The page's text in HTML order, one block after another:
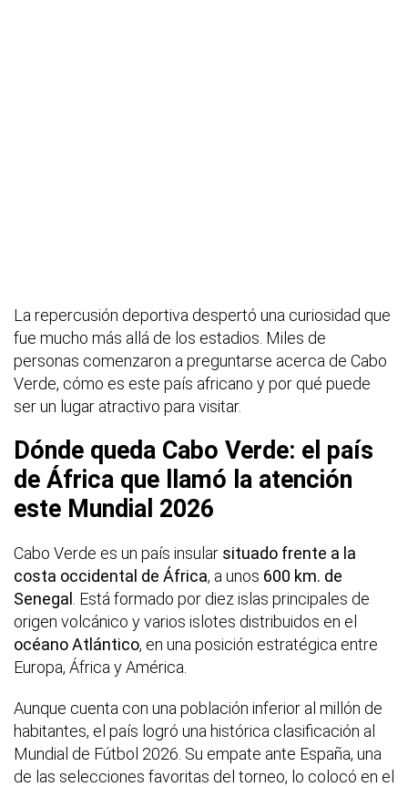
La repercusión deportiva despertó una curiosidad que
fue mucho más allá de los estadios. Miles de
personas comenzaron a preguntarse acerca de Cabo
Verde, cómo es este país africano y por qué puede
ser un lugar atractivo para visitar.
Dónde queda Cabo Verde: el país
de África que llamó la atención
este Mundial 2026
Cabo Verde es un país insular situado frente a la
costa occidental de África, a unos 600 km. de
Senegal
. Está formado por diez islas principales de
origen volcánico y varios islotes distribuidos en el
océano Atlántico, en una posición estratégica entre
Europa, África y América.
Aunque cuenta con una población inferior al millón de
habitantes, el país logró una histórica clasificación al
Mundial de Fútbol 2026. Su empate ante España, una
de las selecciones favoritas del torneo, lo colocó en el